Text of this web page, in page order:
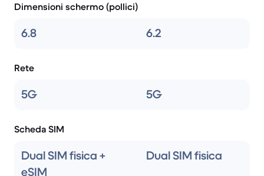
Dimensioni schermo (pollici)
6.8 6.2
Rete
5G 5G
Scheda SIM
Dual SIM fisica +
eSIM
Dual SIM fisica